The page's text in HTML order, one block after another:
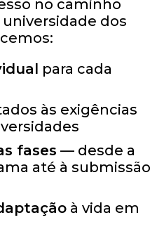
no caminho
universidade dos
para cada
às exigências
fases — desde a
até à submissão
à vida em